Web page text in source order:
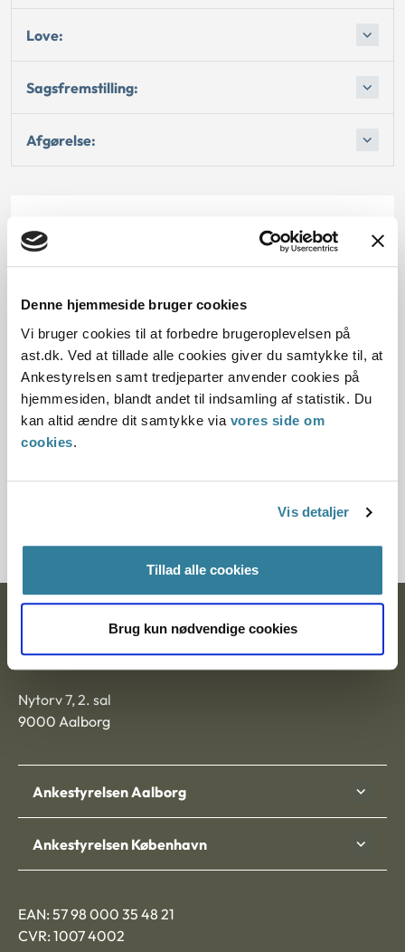
Denne hjemmeside bruger cookies
Vi bruger cookies til at forbedre brugeroplevelsen på
ast.dk. Ved at tillade alle cookies giver du samtykke til, at
Ankestyrelsen samt tredjeparter anvender cookies på
hjemmesiden, blandt andet til indsamling af statistik. Du
kan altid ændre dit samtykke via vores side om
cookies.
Vis detaljer
Tillad alle cookies
Brug kun nødvendige cookies
Love:
Sagsfremstilling:
Afgørelse:
Dato for underskrift
12.07.2013
Paragraf
§ 46
Journalnummer
Ankestyrelsen
Postadresse:
Nytorv 7, 2. sal
9000 Aalborg
Ankestyrelsen Aalborg
Ankestyrelsen København
EAN: 57 98 000 35 48 21
CVR: 1007 4002